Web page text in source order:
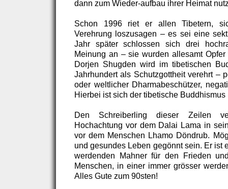
dann zum Wieder-aufbau ihrer Heimat
Schon 1996 riet er allen Tibetern,
Verehrung loszusagen – es sei eine
Jahr später schlossen sich drei
Meinung an – sie wurden allesamt
Dorjen Shugden wird im tibetischen
Jahrhundert als Schutzgottheit verehrt –
oder weltlicher Dharmabeschützer,
Hierbei ist sich der tibetische Buddhismus
Den Schreiberling dieser Zeilen
Hochachtung vor dem Dalai Lama in
vor dem Menschen Lhamo Döndrub.
und gesundes Leben gegönnt sein. Er ist
werdenden Mahner für den Frieden
Menschen, in einer immer grösser
Alles Gute zum 90sten!